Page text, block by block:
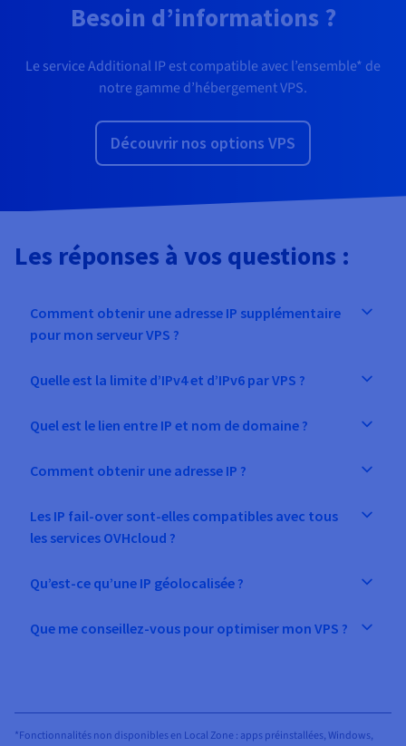
Besoin d’informations ?
Le service Additional IP est compatible avec l’ensemble* de
notre gamme d’hébergement VPS.
Découvrir nos options VPS
Les réponses à vos questions :
Comment obtenir une adresse IP supplémentaire
pour mon serveur VPS ?
Quelle est la limite d’IPv4 et d’IPv6 par VPS ?
Quel est le lien entre IP et nom de domaine ?
Comment obtenir une adresse IP ?
Les IP fail-over sont-elles compatibles avec tous
les services OVHcloud ?
Qu’est-ce qu’une IP géolocalisée ?
Que me conseillez-vous pour optimiser mon VPS ?
*Fonctionnalités non disponibles en Local Zone : apps préinstallées, Windows,